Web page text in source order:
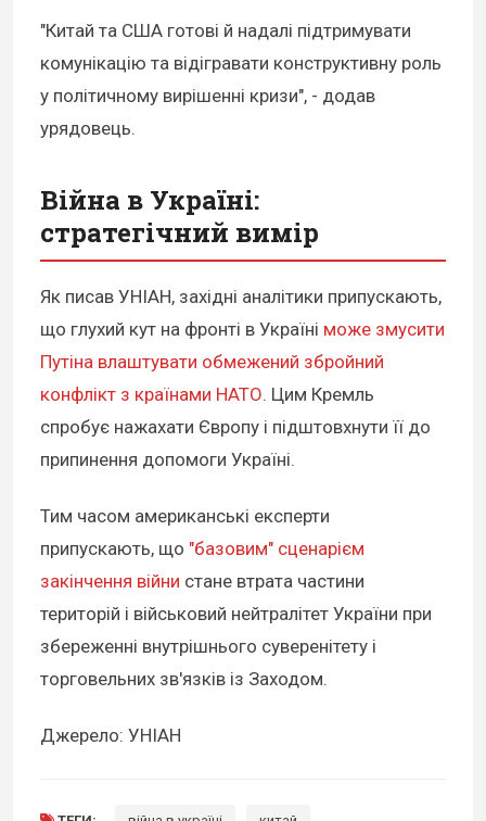
"Китай та США готові й надалі підтримувати
комунікацію та відігравати конструктивну роль
у політичному вирішенні кризи", - додав
урядовець.
Війна в Україні:
стратегічний вимір
Як писав УНІАН, західні аналітики припускають,
що глухий кут на фронті в Україні може змусити
Путіна влаштувати обмежений збройний
конфлікт з країнами НАТО. Цим Кремль
спробує нажахати Європу і підштовхнути її до
припинення допомоги Україні.
Тим часом американські експерти
припускають, що "базовим" сценарієм
закінчення війни стане втрата частини
територій і військовий нейтралітет України при
збереженні внутрішнього суверенітету і
торговельних зв'язків із Заходом.
Джерело: УНІАН